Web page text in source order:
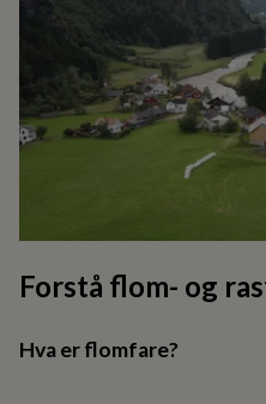
Forstå flom- og
Hva er flomfare?